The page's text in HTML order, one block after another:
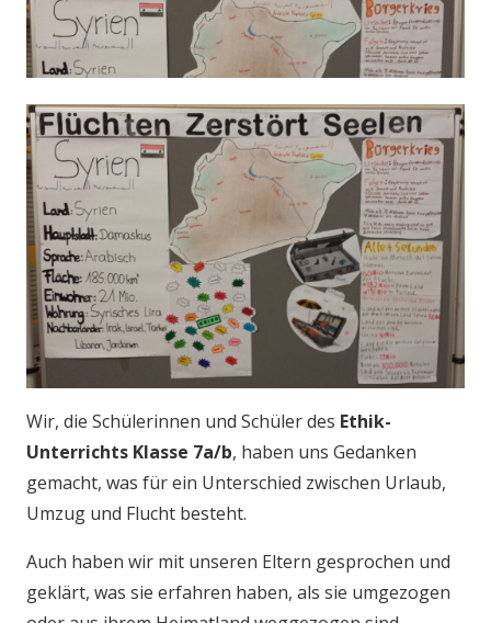
Wir, die Schülerinnen und Schüler des Ethik-
Unterrichts Klasse 7a/b, haben uns Gedanken
gemacht, was für ein Unterschied zwischen Urlaub,
Umzug und Flucht besteht.
Auch haben wir mit unseren Eltern gesprochen und
geklärt, was sie erfahren haben, als sie umgezogen